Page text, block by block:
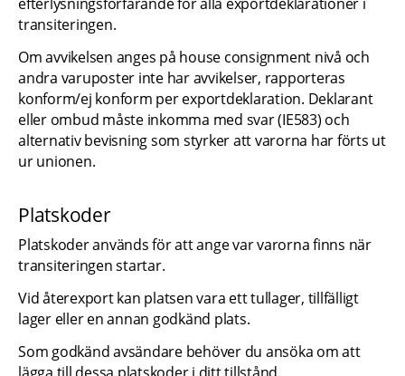
efterlysningsförfarande för alla exportdeklarationer i
transiteringen.
Om avvikelsen anges på house consignment nivå och
andra varuposter inte har avvikelser, rapporteras
konform/ej konform per exportdeklaration. Deklarant
eller ombud måste inkomma med svar (IE583) och
alternativ bevisning som styrker att varorna har förts ut
ur unionen.
Platskoder
Platskoder används för att ange var varorna finns när
transiteringen startar.
Vid återexport kan platsen vara ett tullager, tillfälligt
lager eller en annan godkänd plats.
Som godkänd avsändare behöver du ansöka om att